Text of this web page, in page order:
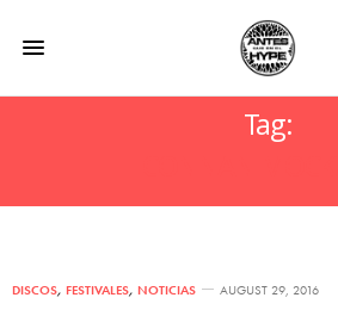
Tag:
DISCOS, FESTIVALES, NOTICIAS AUGUST 29, 2016